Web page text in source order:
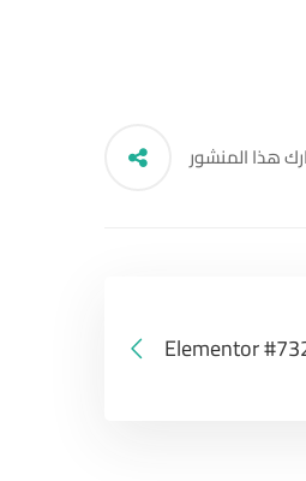
هذا المنشور
Elementor